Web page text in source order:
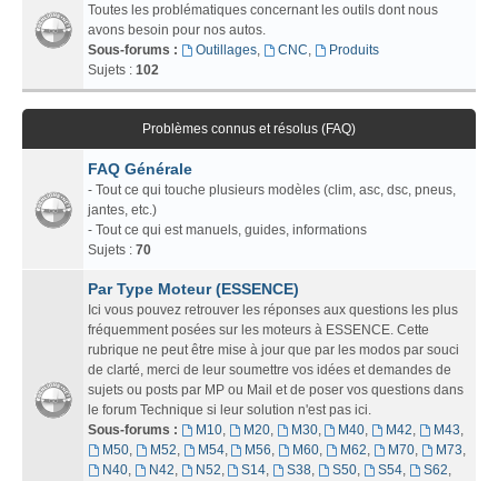
Toutes les problématiques concernant les outils dont nous
avons besoin pour nos autos.
Sous-forums :
Outillages, CNC,
Produits
Sujets : 102
Problèmes connus et résolus (FAQ)
FAQ Générale
- Tout ce qui touche plusieurs modèles (clim, asc, dsc, pneus,
jantes, etc.)
- Tout ce qui est manuels, guides, informations
Sujets : 70
Par Type Moteur (ESSENCE)
Ici vous pouvez retrouver les réponses aux questions les plus
fréquemment posées sur les moteurs à ESSENCE. Cette
rubrique ne peut être mise à jour que par les modos par souci
de clarté, merci de leur soumettre vos idées et demandes de
sujets ou posts par MP ou Mail et de poser vos questions dans
le forum Technique si leur solution n'est pas ici.
Sous-forums :
M10, M20, M30, M40, M42, M43,
M50, M52, M54, M56, M60, M62, M70, M73,
N40, N42, N52, S14, S38, S50, S54, S62,